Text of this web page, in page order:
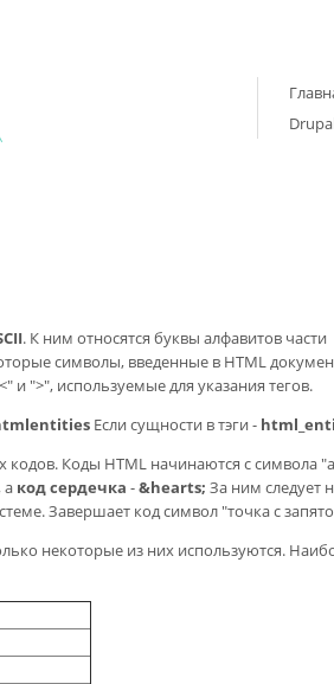
. К ним относятся буквы алфавитов части
символы, введенные в HTML
и ">", используемые для указания тегов.
Если сущности в тэги -
Коды HTML начинаются с символа
, а код сердечка -&hearts; За ним следует
Завершает код символ "точка с
некоторые из них используются.